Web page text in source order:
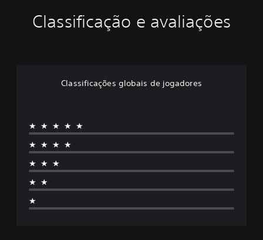
Classificação e avaliações
Classificações globais de jogadores
★★★★★
★★★★
★★★
★★
★